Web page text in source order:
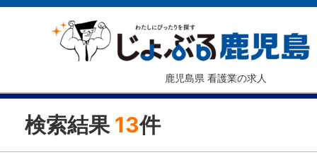
鹿児島県 看護業の求人
検索結果 13件